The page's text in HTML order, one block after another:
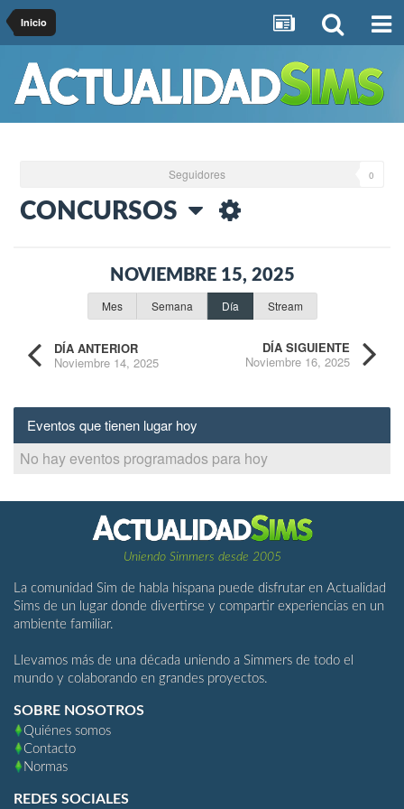
Inicio
Seguidores 0
CONCURSOS
DÍA ANTERIOR
Noviembre 14, 2025
NOVIEMBRE 15, 2025
Mes Semana Día Stream
DÍA SIGUIENTE
Noviembre 16, 2025
Eventos que tienen lugar hoy
No hay eventos programados para hoy
Uniendo Simmers desde 2005
La comunidad Sim de habla hispana puede disfrutar en Actualidad
Sims de un lugar donde divertirse y compartir experiencias en un
ambiente familiar.
Llevamos más de una década uniendo a Simmers de todo el
mundo y colaborando en grandes proyectos.
SOBRE NOSOTROS
Quiénes somos
Contacto
Normas
REDES SOCIALES